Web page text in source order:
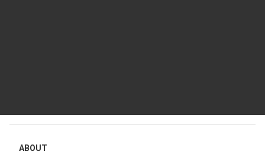
ABOUT